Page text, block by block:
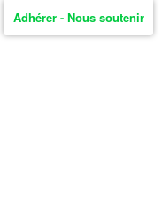
Adhérer - Nous soutenir